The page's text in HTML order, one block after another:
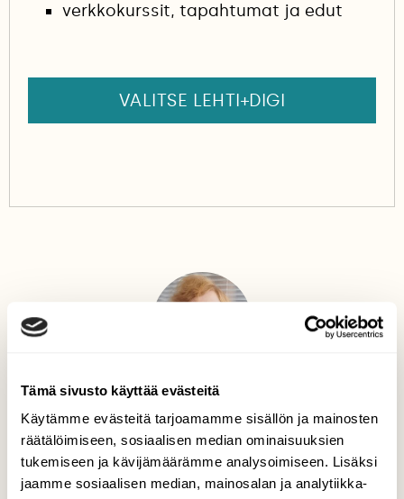
Tämä sivusto käyttää evästeitä
Käytämme evästeitä tarjoamamme sisällön ja mainosten
räätälöimiseen, sosiaalisen median ominaisuuksien
tukemiseen ja kävijämäärämme analysoimiseen. Lisäksi
jaamme sosiaalisen median, mainosalan ja analytiikka-
verkkokurssit, tapahtumat ja edut
VALITSE LEHTI+DIGI
Teksti
Heidi Kinnunen
Heidi Kinnunen vastaa Kysy luonnosta -palstan
nisäkäsaiheisiin kysymyksiin.